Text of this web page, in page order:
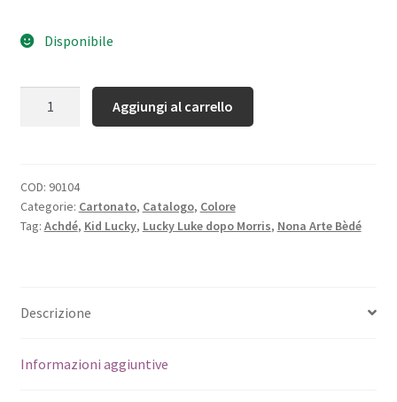
Disponibile
Aggiungi al carrello
COD: 90104
Categorie: Cartonato, Catalogo, Colore
Tag: Achdé, Kid Lucky, Lucky Luke dopo Morris, Nona Arte Bèdé
Descrizione
Informazioni aggiuntive